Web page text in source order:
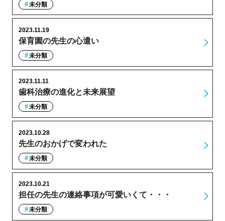
未分類
保育園の先生の心遣い
2023.11.19
未分類
歯科治療の進化と未来展望
2023.11.11
未分類
先生のおかげで変われた
2023.10.28
未分類
担任の先生の連絡事項が可愛いくて・・・
2023.10.21
未分類